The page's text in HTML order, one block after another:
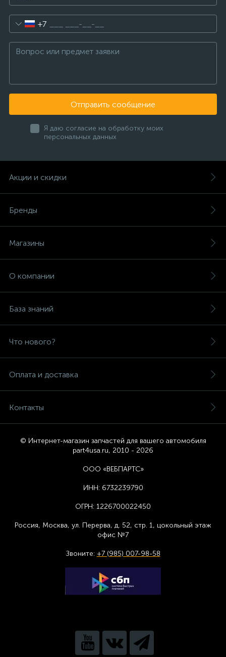
+7
Отправить сообщение
Я даю согласие на обработку моих
персональных данных
Акции и скидки
Бренды
Магазины
О компании
База знаний
Что нового?
Оплата и доставка
Контакты
© Интернет-магазин запчастей для вашего автомобиля
part4usa.ru, 2010 - 2026
ООО «ВЕБПАРТС»
ИНН: 6732239790
ОГРН: 1226700022450
Россия, Москва, ул. Перерва, д. 52, стр. 1, цокольный этаж
офис №7
Звоните: +7 (985) 007-98-58